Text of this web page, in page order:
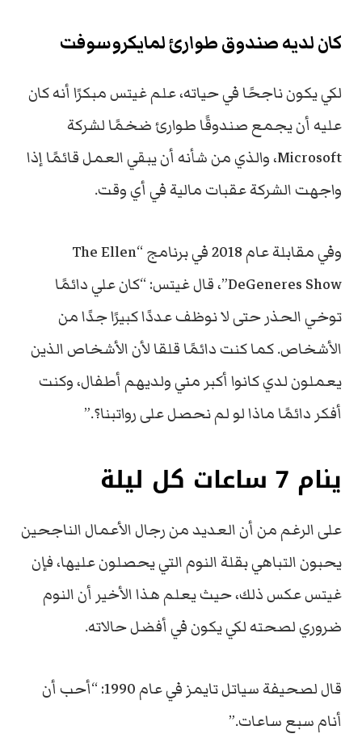
كان لديه صندوق طوارئ لمايكروسوفت
لكي يكون ناجحًا في حياته، علم غيتس مبكرًا أنه كان
عليه أن يجمع صندوقًا طوارئ ضخمًا لشركة
Microsoft، والذي من شأنه أن يبقي العمل قائمًا إذا
واجهت الشركة عقبات مالية في أي وقت.
وفي مقابلة عام 2018 في برنامج “The Ellen
DeGeneres Show”، قال غيتس: “كان علي دائمًا
توخي الحذر حتى لا نوظف عددًا كبيرًا جدًا من
الأشخاص. كماكنت دائمًا قلقا لأن الأشخاص الذين
يعملون لدي كانوا أكبر مني ولديهم أطفال، وكنت
أفكر دائمًا ماذا لو لم نحصل على رواتبنا؟.”
ينام 7 ساعات كل ليلة
على الرغم من أن العديد من رجال الأعمال الناجحين
يحبون التباهي بقلة النوم التي يحصلون عليها، فإن
غيتس عكس ذلك، حيثيعلم هذا الأخير أن النوم
ضروري لصحته لكي يكون في أفضل حالاته.
قال لصحيفة سياتل تايمز في عام 1990: “أحب أن
أنام سبع ساعات.”